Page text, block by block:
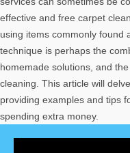
effective and free carpet
using items commonly found
technique is perhaps the
homemade solutions, and
cleaning. This article will
providing examples and tips
spending extra money.